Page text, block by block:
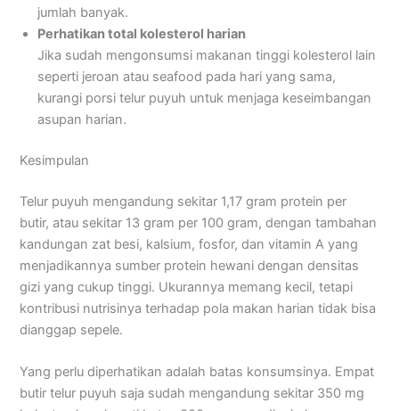
jumlah banyak.
Perhatikan total kolesterol harian
Jika sudah mengonsumsi makanan tinggi kolesterol lain
seperti jeroan atau seafood pada hari yang sama,
kurangi porsi telur puyuh untuk menjaga keseimbangan
asupan harian.
Kesimpulan
Telur puyuh mengandung sekitar 1,17 gram protein per
butir, atau sekitar 13 gram per 100 gram, dengan tambahan
kandungan zat besi, kalsium, fosfor, dan vitamin A yang
menjadikannya sumber protein hewani dengan densitas
gizi yang cukup tinggi. Ukurannya memang kecil, tetapi
kontribusi nutrisinya terhadap pola makan harian tidak bisa
dianggap sepele.
Yang perlu diperhatikan adalah batas konsumsinya. Empat
butir telur puyuh saja sudah mengandung sekitar 350 mg